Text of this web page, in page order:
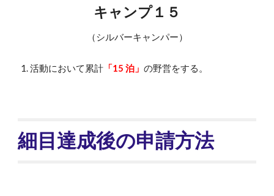
キャンプ１５
（シルバーキャンパー）
活動において累計 「15 泊」の野営をする。
細目達成後の申請方法